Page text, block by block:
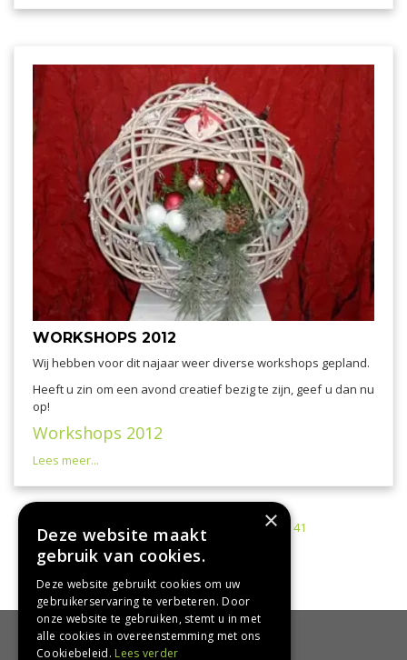
WORKSHOPS 2012
Wij hebben voor dit najaar weer diverse workshops gepland.
Heeft u zin om een avond creatief bezig te zijn, geef u dan nu
op!
Workshops 2012
Lees meer...
40 41
42
HANDIG
×
Deze website maakt
gebruik van cookies.
Deze website gebruikt cookies om uw
gebruikerservaring te verbeteren. Door
onze website te gebruiken, stemt u in met
alle cookies in overeenstemming met ons
Cookiebeleid. Lees verder